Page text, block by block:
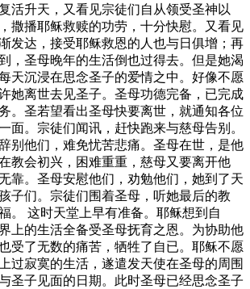
活升天，又看见宗徒们自从领受圣神以
撒播耶稣救赎的功劳，十分快慰。又看见
发达，接受耶稣救恩的人也与日俱增；再
，圣母晚年的生活倒也过得去。但是她渴
天沉浸在思念圣子的爱情之中。好像不愿
她离世去见圣子。圣母功德完备，已完成
。圣若望看出圣母快要离世，就通知各位
面。宗徒们闻讯，赶快跑来与慈母告别。
别他们，难免忧苦悲痛。圣母在世，是他
教会初兴，困难重重，慈母又要离开他
靠。圣母安慰他们，劝勉他们，她到了天
子们。宗徒们围着圣母，听她最后的教
。 这时天堂上早有准备。耶稣想到自
上的生活全备受圣母抚育之恩。为协助他
受了无数的痛苦，牺牲了自已。耶稣不愿
过寂寞的生活，遂遣发天使在圣母的周围
圣子见面的日期。此时圣母已经思念圣子